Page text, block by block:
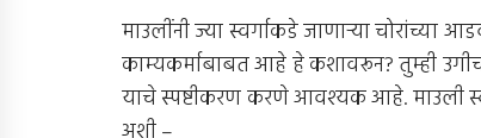
माउलींनी ज्या स्वर्गाकडे जाणार्‍या
काम्यकर्माबाबत आहे हे कशावरून? तुम्ही
याचे स्पष्टीकरण करणे आवश्यक आहे. माउली